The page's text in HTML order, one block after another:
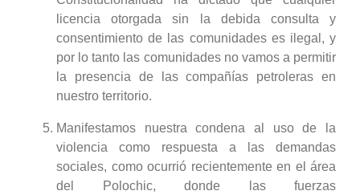
licencia otorgada sin la debida consulta y
consentimiento de las comunidades es ilegal, y
por lo tanto las comunidades no vamos a permitir
la presencia de las compañías petroleras en
nuestro territorio.
Manifestamos nuestra condena al uso de la
violencia como respuesta a las demandas
sociales, como ocurrió recientemente en el área
del Polochic, donde las fuerzas